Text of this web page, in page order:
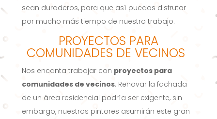
sean duraderos, para que así puedas disfrutar
por mucho más tiempo de nuestro trabajo.
PROYECTOS PARA
COMUNIDADES DE VECINOS
Nos encanta trabajar con proyectos para
comunidades de vecinos. Renovar la fachada
de un área residencial podría ser exigente, sin
embargo, nuestros pintores asumirán este gran